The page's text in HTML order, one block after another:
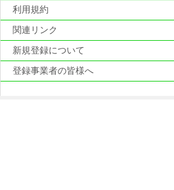
利用規約
関連リンク
新規登録について
登録事業者の皆様へ